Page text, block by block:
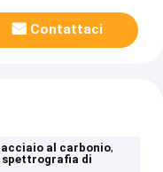
Contattaci
al carbonio,
di